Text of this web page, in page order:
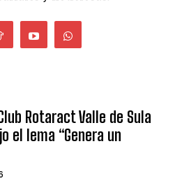
Rotaract Valle de Sula
el lema “Genera un